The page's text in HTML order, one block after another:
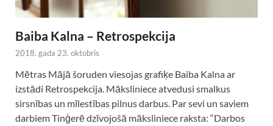
Baiba Kalna – Retrospekcija
2018. gada 23. oktobris
Mētras Mājā šoruden viesojas grafiķe Baiba Kalna ar
izstādi Retrospekcija. Māksliniece atvedusi smalkus
sirsnības un mīlestības pilnus darbus. Par sevi un saviem
darbiem Tinģerē dzīvojošā māksliniece raksta: “Darbos